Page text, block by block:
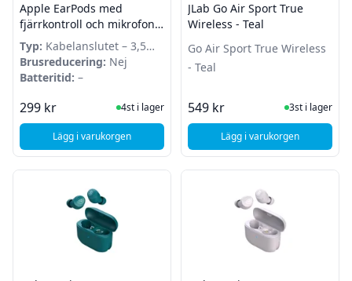
Apple EarPods med
fjärrkontroll och mikrofon -
3,5mm
Typ: Kabelanslutet – 3,5
mm
Brusreducering: Nej
Batteritid: –
299 kr I Lager
4st i lager
Lägg i varukorgen, Apple EarPods med fjärrkontroll och mikrofon - 3,5mm
JLab Go Air Sport True
Wireless - Teal
Go Air Sport True Wireless
- Teal
549 kr I Lager
3st i lager
Lägg i varukorgen, JLab Go Air Sport